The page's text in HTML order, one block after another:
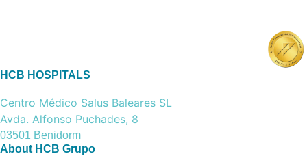
HCB HOSPITALS
Centro Médico Salus Baleares SL
Avda. Alfonso Puchades, 8
03501 Benidorm
About HCB Grupo